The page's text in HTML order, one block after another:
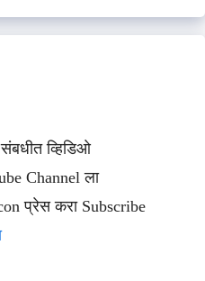
व्हिडिओ
Channel ला
प्रेस करा Subscribe